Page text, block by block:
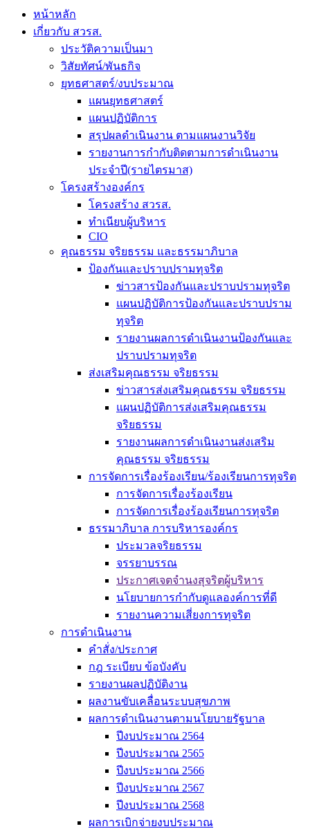
หน้าหลัก
เกี่ยวกับ สวรส.
ประวัติความเป็นมา
วิสัยทัศน์/พันธกิจ
ยุทธศาสตร์/งบประมาณ
แผนยุทธศาสตร์
แผนปฏิบัติการ
สรุปผลดำเนินงาน ตามแผนงานวิจัย
รายงานการกำกับติดตามการดำเนินงาน
ประจำปี(รายไตรมาส)
โครงสร้างองค์กร
โครงสร้าง สวรส.
ทำเนียบผู้บริหาร
CIO
คุณธรรม จริยธรรม และธรรมาภิบาล
ป้องกันและปราบปรามทุจริต
ข่าวสารป้องกันและปราบปรามทุจริต
แผนปฏิบัติการป้องกันและปราบปราม
ทุจริต
รายงานผลการดำเนินงานป้องกันและ
ปราบปรามทุจริต
ส่งเสริมคุณธรรม จริยธรรม
ข่าวสารส่งเสริมคุณธรรม จริยธรรม
แผนปฏิบัติการส่งเสริมคุณธรรม
จริยธรรม
รายงานผลการดำเนินงานส่งเสริม
คุณธรรม จริยธรรม
การจัดการเรื่องร้องเรียน/ร้องเรียนการทุจริต
การจัดการเรื่องร้องเรียน
การจัดการเรื่องร้องเรียนการทุจริต
ธรรมาภิบาล การบริหารองค์กร
ประมวลจริยธรรม
จรรยาบรรณ
ประกาศเจตจำนงสุจริตผู้บริหาร
นโยบายการกำกับดูแลองค์การที่ดี
รายงานความเสี่ยงการทุจริต
การดำเนินงาน
คำสั่ง/ประกาศ
กฎ ระเบียบ ข้อบังคับ
รายงานผลปฏิบัติงาน
ผลงานขับเคลื่อนระบบสุขภาพ
ผลการดำเนินงานตามนโยบายรัฐบาล
ปีงบประมาณ 2564
ปีงบประมาณ 2565
ปีงบประมาณ 2566
ปีงบประมาณ 2567
ปีงบประมาณ 2568
ผลการเบิกจ่ายงบประมาณ